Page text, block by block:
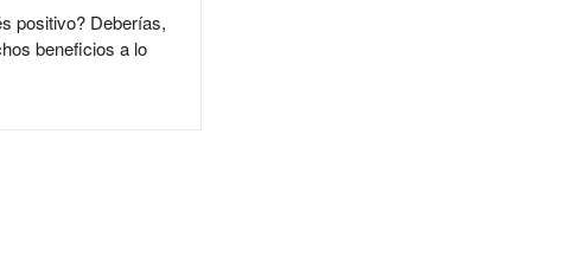
positivo? Deberías,
beneficios a lo